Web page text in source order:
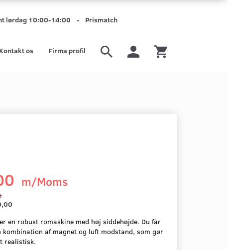
lørdag 10:00-14:00 - Prismatch
Firma profil
Kontakt os
m/Moms
en robust romaskine med høj siddehøjde. Du får
af magnet og luft modstand, som gør
realistisk.